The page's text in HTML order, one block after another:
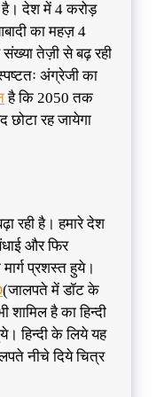
है। देश में 4 करोड़
का महज़ 4
तेज़ी से बढ़ रही
अंग्रेजी का
है कि 2050 तक
छोटा रह जायेगा
रही है। हमारे देश
और फिर
प्रशस्त हुये।
(जालपते में डॉट के
है का हिन्दी
हिन्दी के लिये यह
नीचे दिये चित्र